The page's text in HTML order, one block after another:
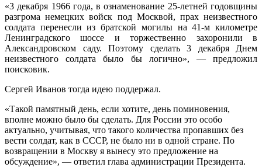
«3 декабря 1966 года, в ознаменование 25-летней годовщины
разгрома немецких войск под Москвой, прах неизвестного
солдата перенесли из братской могилы на 41-м километре
Ленинградского шоссе и торжественно захоронили в
Александровском саду. Поэтому сделать 3 декабря Днем
неизвестного солдата было бы логично», — предложил
поисковик.
Сергей Иванов тогда идею поддержал.
«Такой памятный день, если хотите, день поминовения,
вполне можно было бы сделать. Для России это особо
актуально, учитывая, что такого количества пропавших без
вести солдат, как в СССР, не было ни в одной стране. По
возвращении в Москву я вынесу это предложение на
обсуждение», — ответил глава администрации Президента.